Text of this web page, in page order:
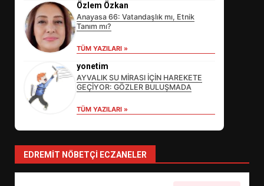
Özlem Özkan
Anayasa 66: Vatandaşlık mı, Etnik
Tanım mı?
TÜM YAZILARI »
yonetim
AYVALIK SU MİRASI İÇİN HAREKETE
GEÇİYOR: GÖZLER BULUŞMADA
TÜM YAZILARI »
EDREMIT NÖBETÇI ECZANELER
SÜRDÜRÜLEBİLİRLİKTE NE
DEĞİŞECEK?
4